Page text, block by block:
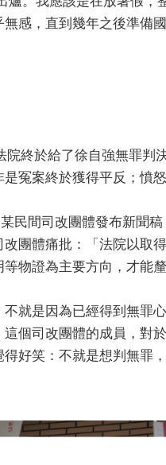
感，直到幾年之後準備
院終於給了徐自強無罪
冤案終於獲得平反；憤
民間司改團體發布新聞
團體痛批：「法院以取
物證為主要方向，才能
就是因為已經得到無罪
個司改團體的成員，對
好笑：不就是想判無罪